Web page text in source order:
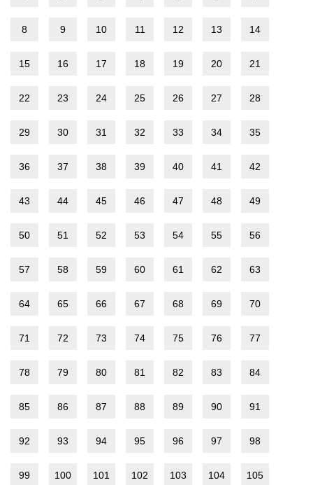
8 9 10 11 12 13 14
15 16 17 18 19 20 21
22 23 24 25 26 27 28
29 30 31 32 33 34 35
36 37 38 39 40 41 42
43 44 45 46 47 48 49
50 51 52 53 54 55 56
57 58 59 60 61 62 63
64 65 66 67 68 69 70
71 72 73 74 75 76 77
78 79 80 81 82 83 84
85 86 87 88 89 90 91
92 93 94 95 96 97 98
99 100 101 102 103 104 105